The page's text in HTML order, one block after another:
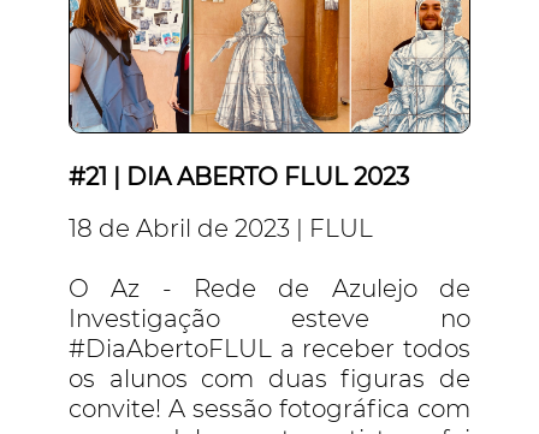
#21 | DIA ABERTO FLUL 2023
18 de Abril de 2023 | FLUL
O Az - Rede de Azulejo de
Investigação esteve no
#DiaAbertoFLUL a receber todos
os alunos com duas figuras de
convite! A sessão fotográfica com